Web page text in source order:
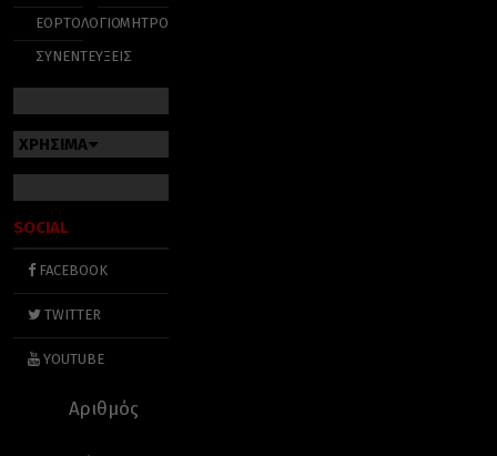
ΕΟΡΤΟΛΟΓΙΟ
ΣΥΝΕΝΤΕΥΞΕΙΣ
ΜΗΤΡΟΠΟΛΕΙΣ
ΧΡΗΣΙΜΑ
SOCIAL
FACEBOOK
TWITTER
YOUTUBE
Αριθμός